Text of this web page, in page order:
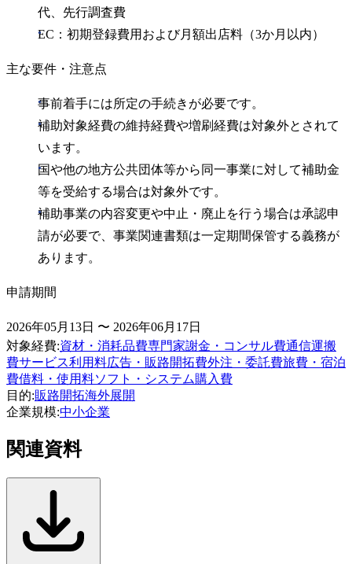
代、先行調査費
EC：初期登録費用および月額出店料（3か月以内）
主な要件・注意点
事前着手には所定の手続きが必要です。
補助対象経費の維持経費や増刷経費は対象外とされて
います。
国や他の地方公共団体等から同一事業に対して補助金
等を受給する場合は対象外です。
補助事業の内容変更や中止・廃止を行う場合は承認申
請が必要で、事業関連書類は一定期間保管する義務が
あります。
申請期間
2026年05月13日 〜 2026年06月17日
対象経費:資材・消耗品費専門家謝金・コンサル費通信運搬
費サービス利用料広告・販路開拓費外注・委託費旅費・宿泊
費借料・使用料ソフト・システム購入費
目的:販路開拓海外展開
企業規模:中小企業
関連資料